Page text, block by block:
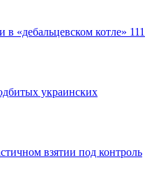
«дебальцевском котле» 111
украинских
взятии под контроль